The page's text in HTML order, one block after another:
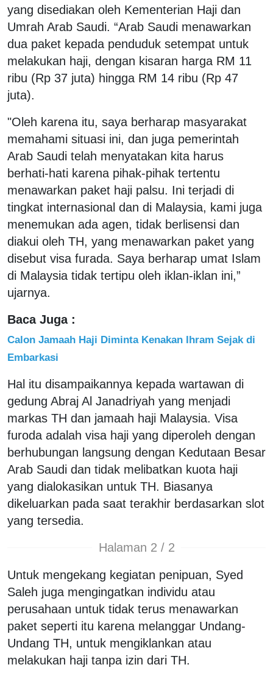
yang disediakan oleh Kementerian Haji dan
Umrah Arab Saudi. “Arab Saudi menawarkan
dua paket kepada penduduk setempat untuk
melakukan haji, dengan kisaran harga RM 11
ribu (Rp 37 juta) hingga RM 14 ribu (Rp 47
juta).
"Oleh karena itu, saya berharap masyarakat
memahami situasi ini, dan juga pemerintah
Arab Saudi telah menyatakan kita harus
berhati-hati karena pihak-pihak tertentu
menawarkan paket haji palsu. Ini terjadi di
tingkat internasional dan di Malaysia, kami juga
menemukan ada agen, tidak berlisensi dan
diakui oleh TH, yang menawarkan paket yang
disebut visa furada. Saya berharap umat Islam
di Malaysia tidak tertipu oleh iklan-iklan ini,”
ujarnya.
Baca Juga :
Calon Jamaah Haji Diminta Kenakan Ihram Sejak di
Embarkasi
Hal itu disampaikannya kepada wartawan di
gedung Abraj Al Janadriyah yang menjadi
markas TH dan jamaah haji Malaysia. Visa
furoda adalah visa haji yang diperoleh dengan
berhubungan langsung dengan Kedutaan Besar
Arab Saudi dan tidak melibatkan kuota haji
yang dialokasikan untuk TH. Biasanya
dikeluarkan pada saat terakhir berdasarkan slot
yang tersedia.
Halaman 2 / 2
Untuk mengekang kegiatan penipuan, Syed
Saleh juga mengingatkan individu atau
perusahaan untuk tidak terus menawarkan
paket seperti itu karena melanggar Undang-
Undang TH, untuk mengiklankan atau
melakukan haji tanpa izin dari TH.